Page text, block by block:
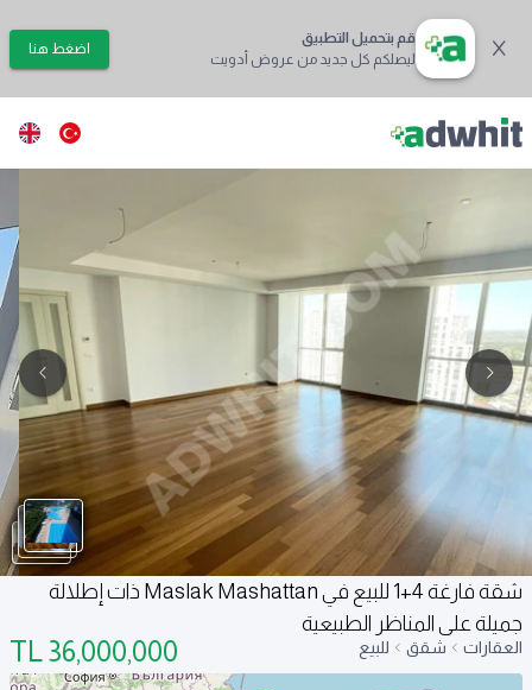
قم بتحميل التطبيق
ليصلكم كل جديد من عروض أدويت
اضغط هنا
شقة فارغة 4+1 للبيع في Maslak Mashattan ذات إطلالة
جميلة على المناظر الطبيعية
العقارات شقق للبيع 36,000,000
TL